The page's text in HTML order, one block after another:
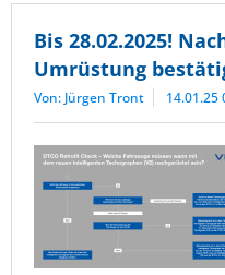
Bis 28.02.2025!
Umrüstung
Von: Jürgen Tront 14.01.25